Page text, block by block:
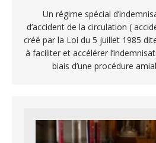
Un régime spécial
d’accident de la circulation (
créé par la Loi du 5 juillet 1985
à faciliter et accélérer
biais d’une procédure